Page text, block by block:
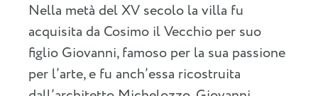
Nella metà del XV secolo la villa fu
acquisita da Cosimo il Vecchio per suo
figlio Giovanni, famoso per la sua passione
per l’arte, e fu anch’essa ricostruita